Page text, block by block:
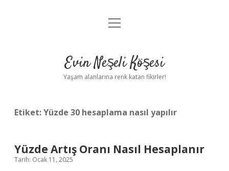
Anasayfa
Yasal Uyarı
menüyü
Evin Neşeli Köşesi
Yaşam alanlarına renk katan fikirler!
Etiket:Yüzde 30 hesaplama nasıl yapılır
Yüzde Artış Oranı Nasıl Hesaplanır
Tarih: Ocak 11, 2025